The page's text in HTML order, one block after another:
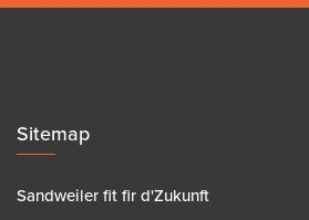
Sitemap
Sandweiler fit fir d'Zukunft